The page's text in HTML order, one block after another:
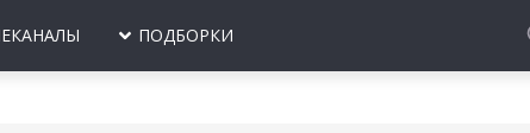
ПОДБОРКИ